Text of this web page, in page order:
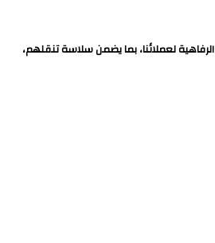
لعملائنا، بما يضمن سلاسة تنقلهم،